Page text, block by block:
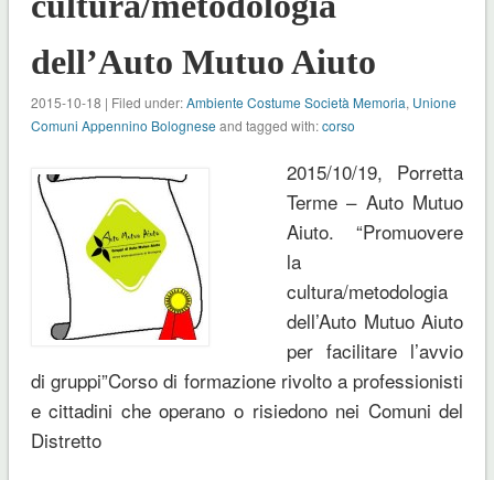
dell’Auto Mutuo Aiuto
2015-10-18 | Filed under:Ambiente Costume Società Memoria, Unione
Comuni Appennino Bolognese and tagged with:corso
2015/10/19, Porretta
Terme – Auto Mutuo
Aiuto. “Promuovere
la
cultura/metodologia
dell’Auto Mutuo Aiuto
per facilitare l’avvio
di gruppi”Corso di formazione rivolto a professionisti
e cittadini che operano o risiedono nei Comuni del
Distretto